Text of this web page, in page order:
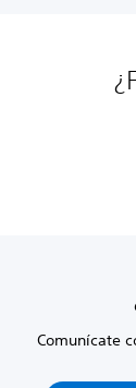
Comunícate